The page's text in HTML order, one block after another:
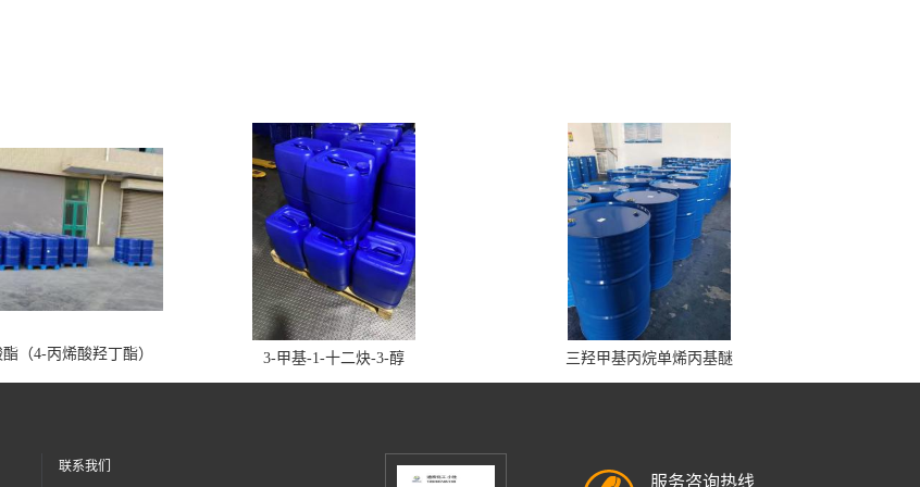
（4-丙烯酸羟丁酯） 3-甲基-1-十二炔-3-醇 三羟甲基丙烷单烯丙基醚
联系我们
服务咨询热线